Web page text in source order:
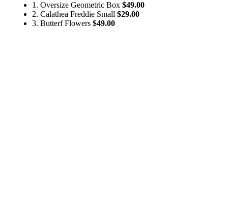
1. Oversize Geometric Box $49.00
2. Calathea Freddie Small $29.00
3. Butterf Flowers $49.00